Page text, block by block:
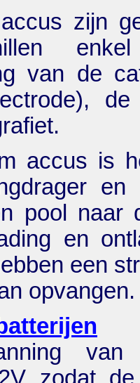
zijn
van de
accus is
en
pool naar
en
een
opvangen.